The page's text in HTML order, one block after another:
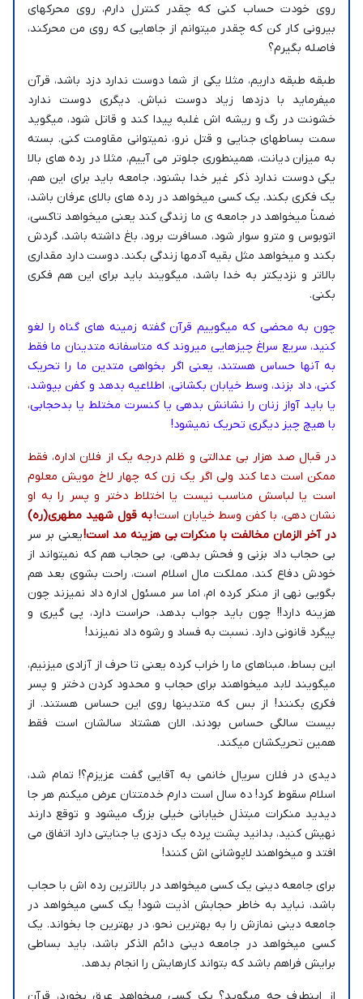
روی خودت حساب کنی که چقدر کنترل دارم، روی محرکهای
بیرونی کار کن که چقدر میتوانم از جاهایی که روی من محرکند،
فاصله بگیرم؟
طبقه طبقه داریم، مثلا یکی از شما دوست ندارد دزد باشد، قرآن
میفرماید با دزدها زیاد دوست نباش. دیگری دوست ندارد
خشونت در رگ و ریشه اش غلبه پیدا کند و قاتل شود، میگوید
سمت بساطهای جنایی و قتل نرو، نمیتوانی مقاومت کنی. بسته
به میزان دیانت، همینطوری جلوتر می آییم، مثلا در رده های بالا
یکی دوست ندارد ذکر غیر خدا بشنود، جامعه باید برای این هم،
یک فکری بکند. یک کسی میخواهد در رده های بالای عرفان باشد،
ضمناً میخواهد در جامعه ی ما زندگی کند یعنی میخواهد تاکسی،
اتوبوس و مترو سوار شود، مسافرت برود، باغ داشته باشد، گردش
بکند و میخواهد مثل بقیه آدمها زندگی بکند. دوست دارد مقداری
بالاتر و نزدیکتر به خدا باشد، میگویند باید برای این هم فکری
بکنی.
چون به محضی که میگوییم قرآن گفته زمینه های گناه را لغو
کنید، سریع سراغ چیزهایی میروند که متاسفانه متدینان ما فقط
به آنها حساس هستند، یعنی اگر بخواهی متدین ما را تحریک
کنی، داد بزند، وسط خیابان بکشانی، اطلاعیه بدهد و کفن بپوشد،
یا باید آواز زنان را نشانش بدهی یا کنسرت مختلط یا بدحجابی،
با هیچ چیز دیگری تحریک نمیشود!
در قبال صد هزار بی عدالتی و ظلم درجه یک از فلان اداره، فقط
ممکن است دعا کند ولی اگر یک زن که چهار لاخ مویش معلوم
است یا لباسش مناسب نیست یا اختلاط دختر و پسر را به او
نشان دهی، با کفن وسط خیابان است!به قول شهید مطهری(ره)
در آخر الزمان مخالفت با منکرات بی هزینه مد است!یعنی بر سر
بی حجاب داد بزنی و فحش بدهی، بی حجاب هم که نمیتواند از
خودش دفاع کند، مملکت مال اسلام است، راحت بشوی بعد هم
بگویی نهی از منکر کرده ام، اما سر مسئول اداره داد نمیزند چون
هزینه دارد!! چون باید جواب بدهد، حراست دارد، پی گیری و
پیگرد قانونی دارد. نسبت به فساد و رشوه داد نمیزند!
این بساط، مبناهای ما را خراب کرده یعنی تا حرف از آزادی میزنیم،
میگویند لابد میخواهند برای حجاب و محدود کردن دختر و پسر
فکری بکنند! از بس که متدینها روی این حساس هستند. از
بیست سالگی حساس بودند، الان هشتاد سالشان است فقط
همین تحریکشان میکند.
دیدی در فلان سریال خانمی به آقایی گفت عزیزم؟! تمام شد،
اسلام سقوط کرد! ده سال است دارم خدمتتان عرض میکنم هر جا
دیدید منکرات مبتذل خیابانی خیلی بزرگ میشود و توقع دارند
نهیش کنید، بدانید پشت پرده یک دزدی یا جنایتی دارد اتفاق می
افتد و میخواهند لاپوشانی اش کنند!
برای جامعه دینی یک کسی میخواهد در بالاترین رده اش با حجاب
باشد، نباید به خاطر حجابش اذیت شود! یک کسی میخواهد در
جامعه دینی نمازش را به بهترین نحو، در بهترین جا بخواند. یک
کسی میخواهد در جامعه دینی دائم الذکر باشد، باید بساطی
برایش فراهم باشد که بتواند کارهایش را انجام بدهد.